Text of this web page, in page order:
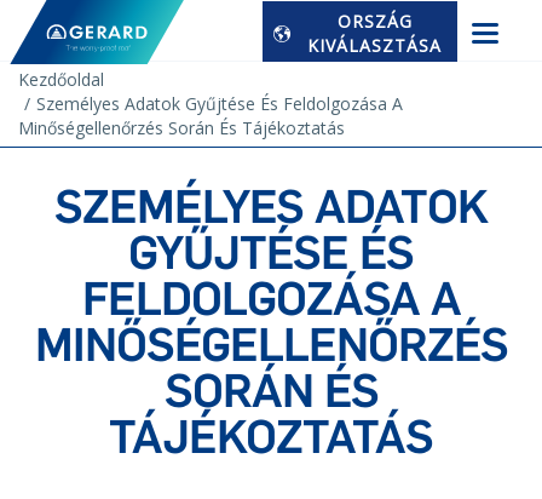
ORSZÁG
KIVÁLASZTÁSA
Kezdőoldal
Személyes Adatok Gyűjtése És Feldolgozása A
Minőségellenőrzés Során És Tájékoztatás
SZEMÉLYES ADATOK
GYŰJTÉSE ÉS
FELDOLGOZÁSA A
MINŐSÉGELLENŐRZÉS
SORÁN ÉS
TÁJÉKOZTATÁS